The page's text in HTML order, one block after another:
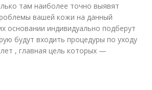
Кожи из белой
там наиболее точно выявят
вашей кожи на данный
основании индивидуально подберут
будут входить процедуры по уходу
, главная цель которых —